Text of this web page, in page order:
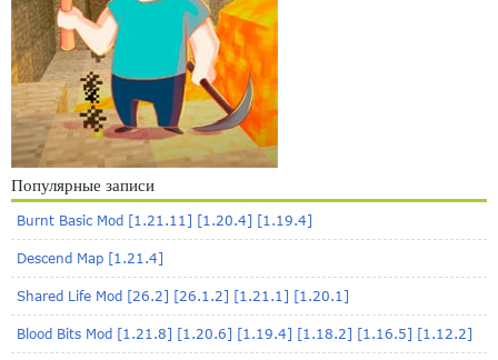
Популярные записи
Burnt Basic Mod [1.21.11] [1.20.4] [1.19.4]
Descend Map [1.21.4]
Shared Life Mod [26.2] [26.1.2] [1.21.1] [1.20.1]
Blood Bits Mod [1.21.8] [1.20.6] [1.19.4] [1.18.2] [1.16.5] [1.12.2]